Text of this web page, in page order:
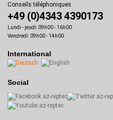
Conseils téléphoniques
+49 (0)4343 4390173
Lundi - jeudi: 09h00 - 16h00
Vendredi: 09h00 - 14h00
International
Social